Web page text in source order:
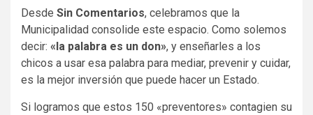
Desde Sin Comentarios, celebramos que la
Municipalidad consolide este espacio. Como solemos
decir: «la palabra es un don», y enseñarles a los
chicos a usar esa palabra para mediar, prevenir y cuidar,
es la mejor inversión que puede hacer un Estado.
Si logramos que estos 150 «preventores» contagien su